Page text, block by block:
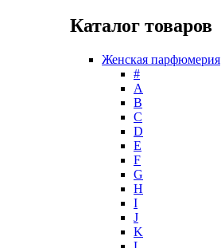
Каталог товаров
Женская парфюмерия
#
А
B
C
D
E
F
G
H
I
J
K